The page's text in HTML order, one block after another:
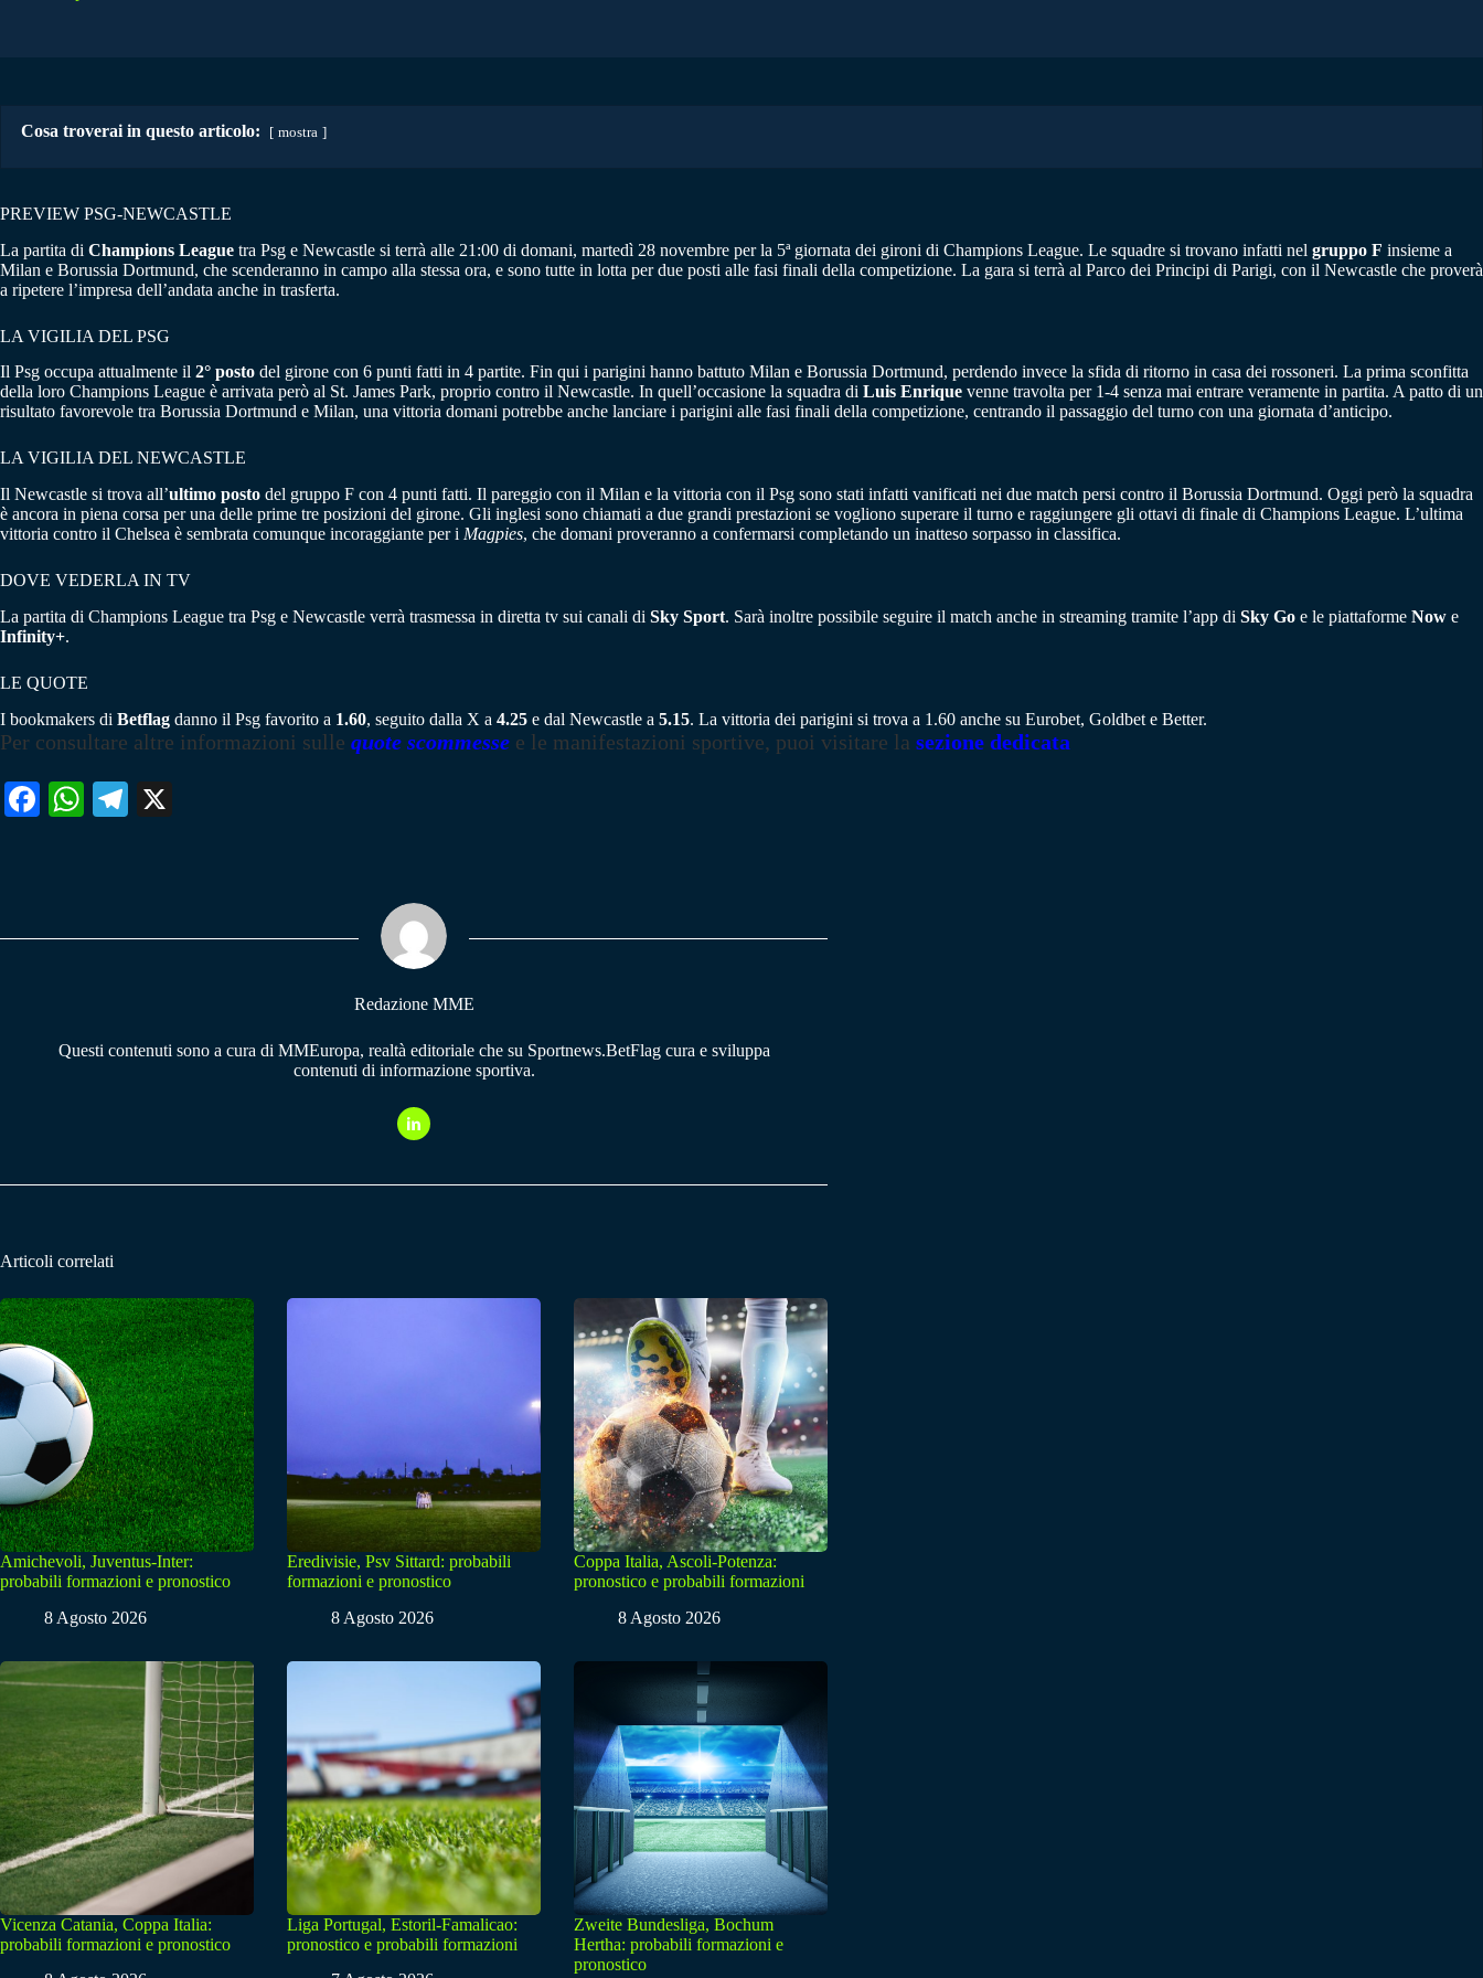
Cosa troverai in questo articolo: mostra
PREVIEW PSG-NEWCASTLE
La partita di Champions League tra Psg e Newcastle si terrà alle 21:00 di domani, martedì 28 novembre per la 5ª giornata dei gironi di Champions League. Le squadre si trovano infatti nel gruppo F insieme a
Milan e Borussia Dortmund, che scenderanno in campo alla stessa ora, e sono tutte in lotta per due posti alle fasi finali della competizione. La gara si terrà al Parco dei Principi di Parigi, con il Newcastle che proverà
a ripetere l’impresa dell’andata anche in trasferta.
LA VIGILIA DEL PSG
Il Psg occupa attualmente il 2° posto del girone con 6 punti fatti in 4 partite. Fin qui i parigini hanno battuto Milan e Borussia Dortmund, perdendo invece la sfida di ritorno in casa dei rossoneri. La prima sconfitta
della loro Champions League è arrivata però al St. James Park, proprio contro il Newcastle. In quell’occasione la squadra di Luis Enrique venne travolta per 1-4 senza mai entrare veramente in partita. A patto di un
risultato favorevole tra Borussia Dortmund e Milan, una vittoria domani potrebbe anche lanciare i parigini alle fasi finali della competizione, centrando il passaggio del turno con una giornata d’anticipo.
LA VIGILIA DEL NEWCASTLE
Il Newcastle si trova all’ultimo posto del gruppo F con 4 punti fatti. Il pareggio con il Milan e la vittoria con il Psg sono stati infatti vanificati nei due match persi contro il Borussia Dortmund. Oggi però la squadra
è ancora in piena corsa per una delle prime tre posizioni del girone. Gli inglesi sono chiamati a due grandi prestazioni se vogliono superare il turno e raggiungere gli ottavi di finale di Champions League. L’ultima
vittoria contro il Chelsea è sembrata comunque incoraggiante per i Magpies, che domani proveranno a confermarsi completando un inatteso sorpasso in classifica.
DOVE VEDERLA IN TV
La partita di Champions League tra Psg e Newcastle verrà trasmessa in diretta tv sui canali di Sky Sport. Sarà inoltre possibile seguire il match anche in streaming tramite l’app di Sky Go e le piattaforme Now e
Infinity+.
LE QUOTE
I bookmakers di Betflag danno il Psg favorito a 1.60, seguito dalla X a 4.25 e dal Newcastle a 5.15. La vittoria dei parigini si trova a 1.60 anche su Eurobet, Goldbet e Better.
Per consultare altre informazioni sulle quote scommesse e le manifestazioni sportive, puoi visitare la sezione dedicata
Fa W
pp
Te
m
Redazione MME
Questi contenuti sono a cura di MMEuropa, realtà editoriale che su Sportnews.BetFlag cura e sviluppa
contenuti di informazione sportiva.
Articoli correlati
Amichevoli, Juventus-Inter:
probabili formazioni e pronostico
8 Agosto 2026
Eredivisie, Psv Sittard: probabili
formazioni e pronostico
8 Agosto 2026
Coppa Italia, Ascoli-Potenza:
pronostico e probabili formazioni
8 Agosto 2026
Vicenza Catania, Coppa Italia:
probabili formazioni e pronostico
Liga Portugal, Estoril-Famalicao:
pronostico e probabili formazioni
Zweite Bundesliga, Bochum
Hertha: probabili formazioni e
pronostico